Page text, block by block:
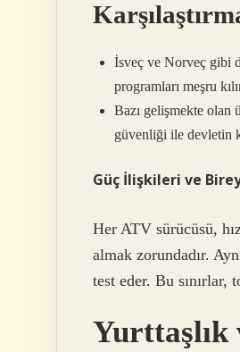
İsveç ve Norveç gibi
programları meşru
Bazı gelişmekte olan
güvenliği ile devletin
Güç İlişkileri ve
Her ATV sürücüsü,
almak zorundadır.
test eder. Bu
Yurttaşlık